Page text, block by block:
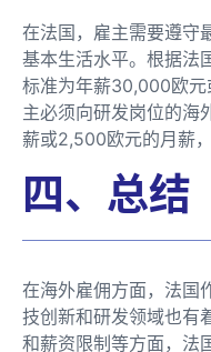
在法国，雇主需要遵守
基本生活水平。根据法
标准为年薪30,000欧
主必须向研发岗位的海
薪或2,500欧元的月薪
四、总结
在海外雇佣方面，法国
技创新和研发领域也有
和薪资限制等方面，法